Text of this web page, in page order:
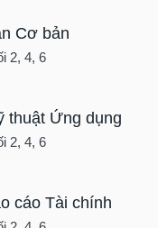
Cơ bản
2, 4, 6
thuật Ứng dụng
2, 4, 6
cáo Tài chính